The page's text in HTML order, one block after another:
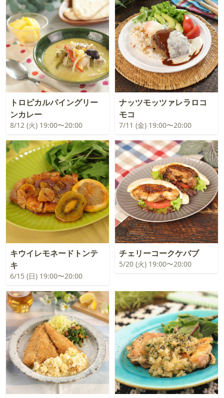
トロピカルパイングリー
ンカレー
8/12 (火) 19:00〜20:00
ナッツモッツァレラロコ
モコ
7/11 (金) 19:00〜20:00
キウイレモネードトンテ
キ
6/15 (日) 19:00〜20:00
チェリーコークケバブ
5/20 (火) 19:00〜20:00